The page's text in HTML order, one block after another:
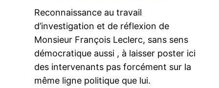
Reconnaissance au travail
d’investigation et de réflexion de
Monsieur François Leclerc, sans sens
démocratique aussi , à laisser poster ici
des intervenants pas forcément sur la
même ligne politique que lui.